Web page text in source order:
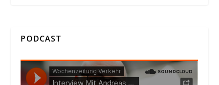
PODCAST